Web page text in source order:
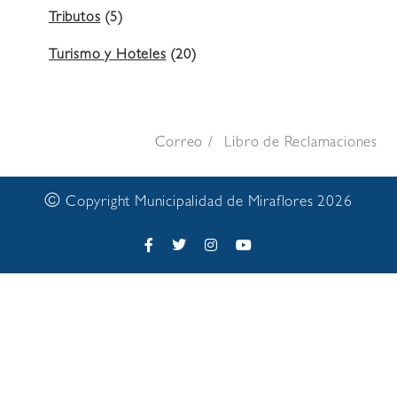
Tributos (5)
Turismo y Hoteles (20)
Correo Libro de Reclamaciones
© Copyright Municipalidad de Miraflores 2026